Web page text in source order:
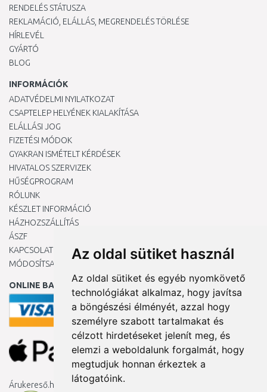
Az oldal sütiket használ
Az oldal sütiket és egyéb nyomkövető
technológiákat alkalmaz, hogy javítsa
a böngészési élményét, azzal hogy
személyre szabott tartalmakat és
célzott hirdetéseket jelenít meg, és
elemzi a weboldalunk forgalmát, hogy
megtudjuk honnan érkeztek a
látogatóink.
RENDELÉS STÁTUSZA
REKLAMÁCIÓ, ELÁLLÁS, MEGRENDELÉS TÖRLÉSE
HÍRLEVÉL
GYÁRTÓ
BLOG
INFORMÁCIÓK
ADATVÉDELMI NYILATKOZAT
CSAPTELEP HELYÉNEK KIALAKÍTÁSA
ELÁLLÁSI JOG
FIZETÉSI MÓDOK
GYAKRAN ISMÉTELT KÉRDÉSEK
HIVATALOS SZERVIZEK
HŰSÉGPROGRAM
RÓLUNK
KÉSZLET INFORMÁCIÓ
HÁZHOZSZÁLLÍTÁS
ÁSZF
KAPCSOLAT
MÓDOSÍTSA A COOKIE-BEÁLLÍTÁSAIMAT
ONLINE BANKKÁRTYÁVAL
Árukereső.hu